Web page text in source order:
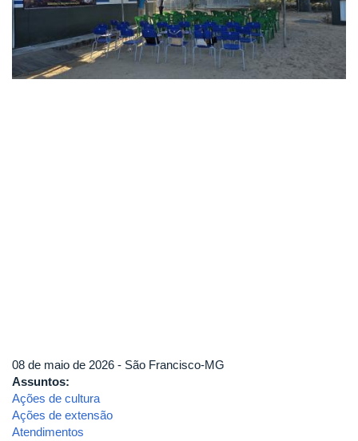
08 de maio de 2026 - São Francisco-MG
Assuntos:
Ações de cultura
Ações de extensão
Atendimentos